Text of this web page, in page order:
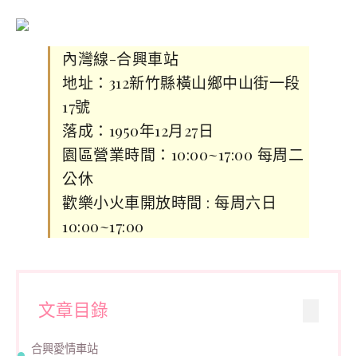
內灣線-合興車站
地址：312新竹縣橫山鄉中山街一段
17號
落成：1950年12月27日
園區營業時間：10:00~17:00 每周二
公休
歡樂小火車開放時間 : 每周六日
10:00~17:00
文章目錄
合興愛情車站